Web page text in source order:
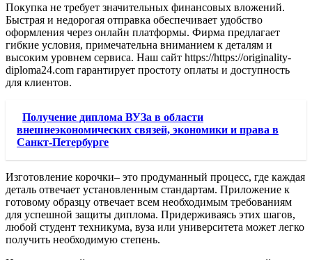
Покупка не требует значительных финансовых вложений.
Быстрая и недорогая отправка обеспечивает удобство
оформления через онлайн платформы. Фирма предлагает
гибкие условия, примечательна вниманием к деталям и
высоким уровнем сервиса. Наш сайт https://https://originality-
diploma24.com гарантирует простоту оплаты и доступность
для клиентов.
Получение диплома ВУЗа в области
внешнеэкономических связей, экономики и права в
Санкт-Петербурге
Изготовление корочки– это продуманный процесс, где каждая
деталь отвечает установленным стандартам. Приложение к
готовому образцу отвечает всем необходимым требованиям
для успешной защиты диплома. Придерживаясь этих шагов,
любой студент техникума, вуза или университета может легко
получить необходимую степень.